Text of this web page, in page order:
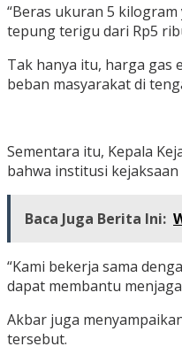
“Beras ukuran 5
tepung terigu dari Rp5
Tak hanya itu, harga gas
beban masyarakat di
Sementara itu, Kepala
bahwa institusi
Baca Juga Berita Ini:
“Kami bekerja sama
dapat membantu
Akbar juga
tersebut.